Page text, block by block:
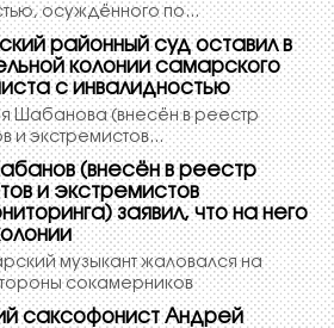
осуждённого по...
районный суд оставил в
колонии самарского
с инвалидностью
Шабанова (внесён в реестр
и экстремистов...
(внесён в реестр
и экстремистов
заявил, что на него
музыкант жаловался на
сокамерников
саксофонист Андрей